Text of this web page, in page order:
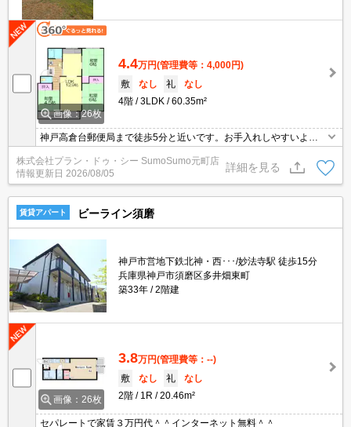
画像：26枚
4.4万円(管理費等：4,000円)
敷
なし 礼
なし
4階
3LDK 60.35m²
神戸高倉台郵便局まで徒歩5分と近いです。お手入れしやすいよう
ております。モニター越しに来訪者を確認し、インターホンを通じ
て室内から会話することができます。CATVへの加入は、CATV対応
の物件からがお薦めです。
株式会社プラン・ドゥ・シー SumoSumo元町店
情報更新日 2026/08/05
詳細を見る
賃貸アパート ビーライン須磨
神戸市営地下鉄北神・西･･･/妙法寺駅 徒歩15分
兵庫県神戸市須磨区多井畑東町
築33年
2階建
画像：26枚
3.8万円(管理費等：--)
敷
なし 礼
なし
2階
1R 20.46m²
セパレートで家賃３万円代＾＾インターネット無料＾＾